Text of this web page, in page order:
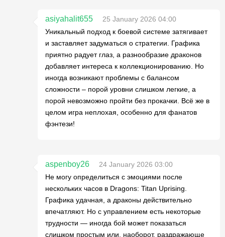
asiyahalit655
25 January 2026 04:00
Уникальный подход к боевой системе затягивает
и заставляет задуматься о стратегии. Графика
приятно радует глаз, а разнообразие драконов
добавляет интереса к коллекционированию. Но
иногда возникают проблемы с балансом
сложности – порой уровни слишком легкие, а
порой невозможно пройти без прокачки. Всё же в
целом игра неплохая, особенно для фанатов
фэнтези!
aspenboy26
24 January 2026 03:00
Не могу определиться с эмоциями после
нескольких часов в Dragons: Titan Uprising.
Графика удачная, а драконы действительно
впечатляют. Но с управлением есть некоторые
трудности — иногда бой может показаться
слишком простым или, наоборот, раздражающе